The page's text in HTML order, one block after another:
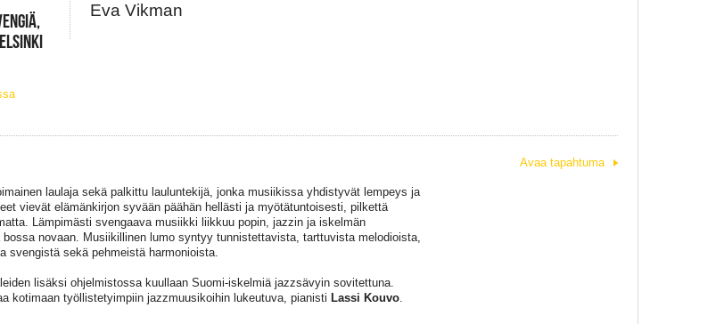
Eva Vikman
laulaja sekä palkittu lauluntekijä, jonka musiikissa yhdistyvät lempeys ja
vievät elämänkirjon syvään päähän hellästi ja myötätuntoisesti, pilkettä
Lämpimästi svengaava musiikki liikkuu popin, jazzin ja iskelmän
bossa novaan. Musiikillinen lumo syntyy tunnistettavista, tarttuvista melodioista,
svengistä sekä pehmeistä harmonioista.
lisäksi ohjelmistossa kuullaan Suomi-iskelmiä jazzsävyin sovitettuna.
kotimaan työllistetyimpiin jazzmuusikoihin lukeutuva, pianisti Lassi Kouvo.
Avaa tapahtuma